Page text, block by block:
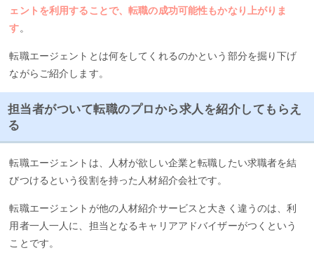
ェントを利用することで、転職の成功可能性もかなり上がりま
す。
転職エージェントとは何をしてくれるのかという部分を掘り下げ
ながらご紹介します。
担当者がついて転職のプロから求人を紹介してもらえ
る
転職エージェントは、人材が欲しい企業と転職したい求職者を結
びつけるという役割を持った人材紹介会社です。
転職エージェントが他の人材紹介サービスと大きく違うのは、利
用者一人一人に、担当となるキャリアアドバイザーがつくという
ことです。